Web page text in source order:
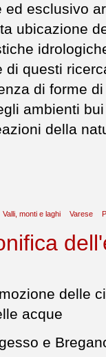
ed esclusivo
ubicazione
questi
di forme
ambienti
della
Valli, monti e laghi Varese
delle
acque
e